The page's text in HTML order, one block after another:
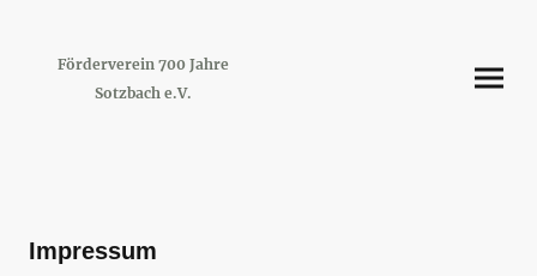
Förderverein 700 Jahre
Sotzbach e.V.
Impressum